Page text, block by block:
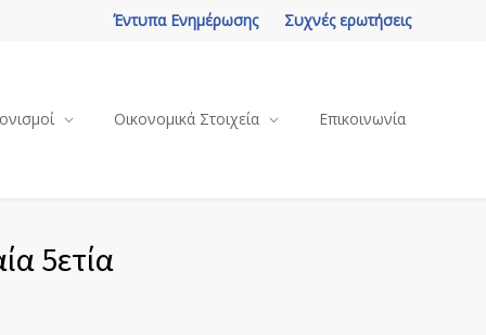
Συχνές ερωτήσεις
Έντυπα Ενημέρωσης
Οικονομικά Στοιχεία Επικοινωνία
5ετία